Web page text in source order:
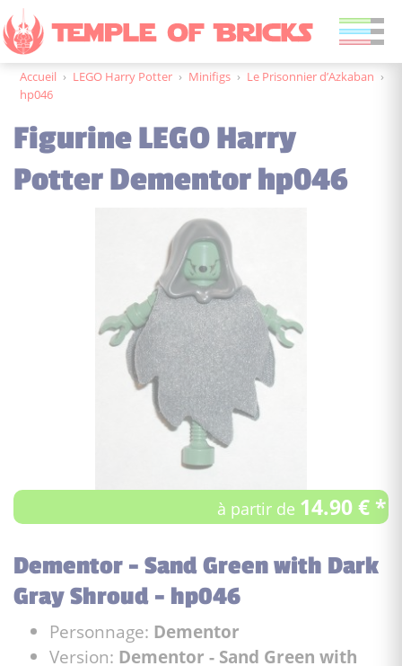
Accueil › LEGO Harry Potter › Minifigs › Le Prisonnier d’Azkaban ›
hp046
Figurine LEGO Harry
Potter Dementor hp046
à partir de 14.90 € *
Dementor - Sand Green with Dark
Gray Shroud - hp046
Personnage: Dementor
Version: Dementor - Sand Green with